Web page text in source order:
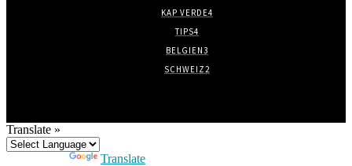
KAP VERDE4
TIPS4
BELGIEN3
SCHWEIZ2
Translate »
Translate